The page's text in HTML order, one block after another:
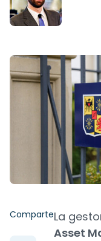
ComparteLa
Asset